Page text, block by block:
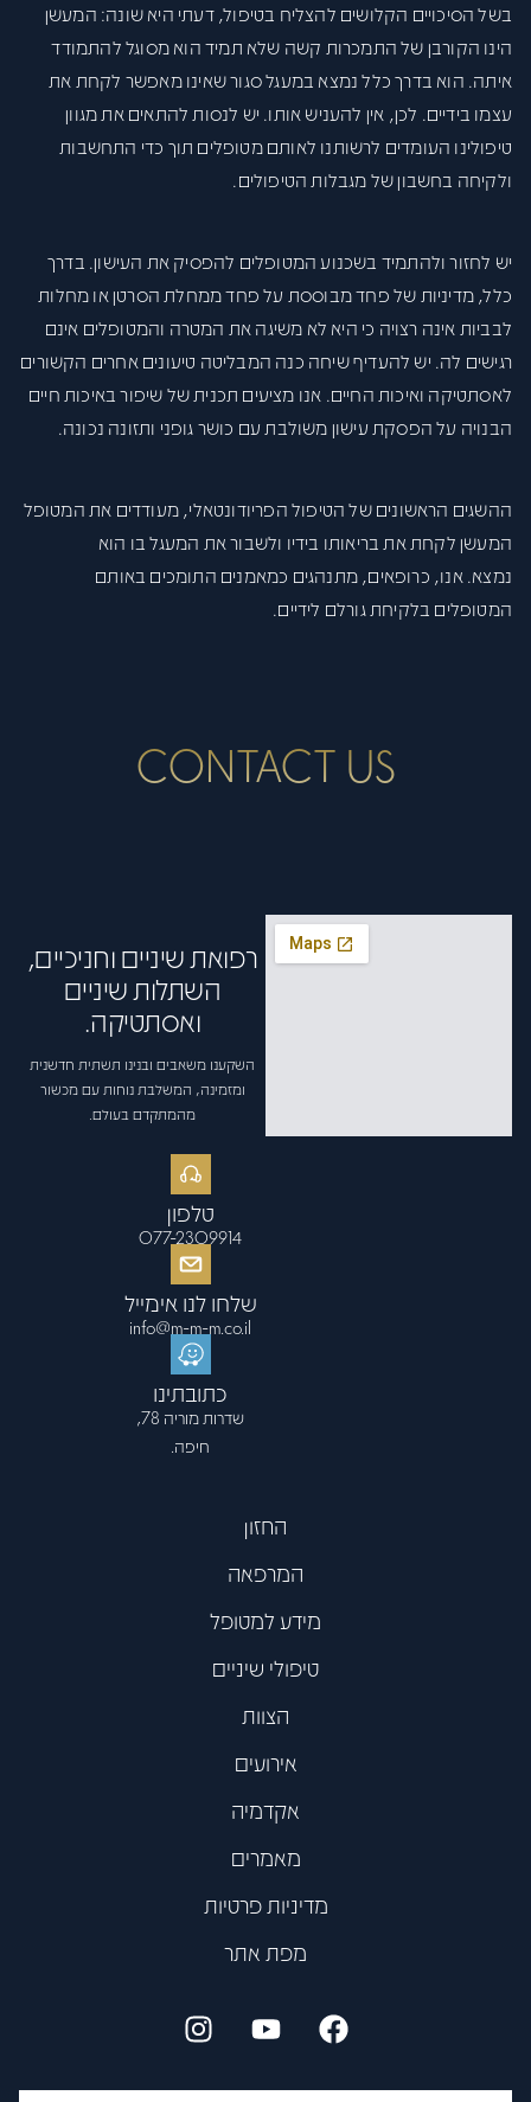
בשל הסיכויים הקלושים להצליח בטיפול, דעתי היא שונה: המעשן
הינו הקורבן של התמכרות קשה שלא תמיד הוא מסוגל להתמודד
איתה. הוא בדרך כלל נמצא במעגל סגור שאינו מאפשר לקחת את
עצמו בידיים. לכן, אין להעניש אותו. יש לנסות להתאים את מגוון
טיפולינו העומדים לרשותנו לאותם מטופלים תוך כדי התחשבות
ולקיחה בחשבון של מגבלות הטיפולים.
יש לחזור ולהתמיד בשכנוע המטופלים להפסיק את העישון. בדרך
כלל, מדיניות של פחד מבוססת על פחד ממחלת הסרטן או מחלות
לבביות אינה רצויה כי היא לא משיגה את המטרה והמטופלים אינם
רגישים לה. יש להעדיף שיחה כנה המבליטה טיעונים אחרים הקשורים
לאסתטיקה ואיכות החיים. אנו מציעים תכנית של שיפור באיכות חיים
הבנויה על הפסקת עישון משולבת עם כושר גופני ותזונה נכונה.
ההשגים הראשונים של הטיפול הפריודונטאלי, מעודדים את המטופל
המעשן לקחת את בריאותו בידיו ולשבור את המעגל בו הוא
נמצא. אנו, כרופאים, מתנהגים כמאמנים התומכים באותם
המטופלים בלקיחת גורלם לידיים.
CONTACT US
רפואת שיניים וחניכיים,
השתלות שיניים
ואסתטיקה.
השקענו משאבים ובנינו תשתית חדשנית
ומזמינה, המשלבת נוחות עם מכשור
מהמתקדם בעולם.
טלפון
077-2309914
שלחו לנו אימייל
info@m-m-m.co.il
כתובתינו
שדרות מוריה 78,
חיפה.
החזון
המרפאה
מידע למטופל
טיפולי שיניים
הצוות
אירועים
אקדמיה
מאמרים
מדיניות פרטיות
מפת אתר